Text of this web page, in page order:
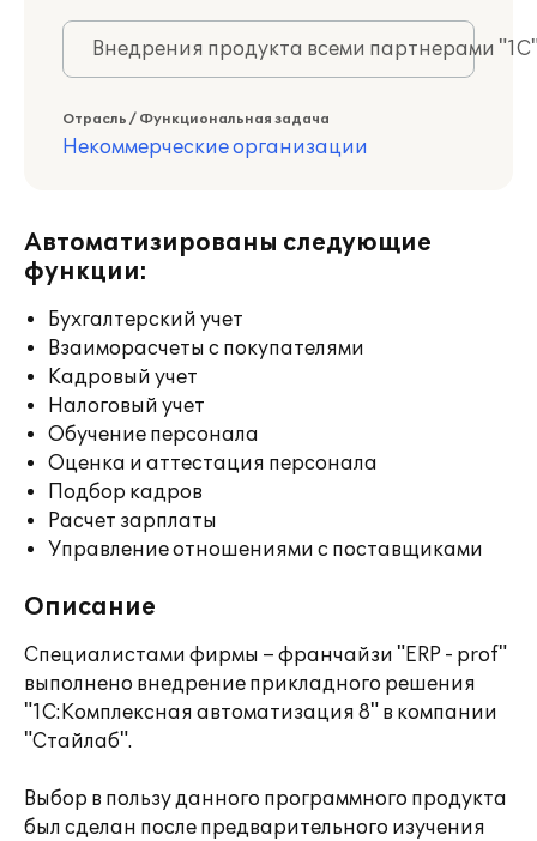
Внедрения продукта всеми партнерами
Отрасль / Функциональная задача
Некоммерческие организации
Автоматизированы следующие
функции:
Бухгалтерский учет
Взаиморасчеты с покупателями
Кадровый учет
Налоговый учет
Обучение персонала
Оценка и аттестация персонала
Подбор кадров
Расчет зарплаты
Управление отношениями с поставщиками
Описание
Специалистами фирмы – франчайзи "ERP - prof"
выполнено внедрение прикладного решения
"1С:Комплексная автоматизация 8" в компании
"Стайлаб".
Выбор в пользу данного программного продукта
был сделан после предварительного изучения